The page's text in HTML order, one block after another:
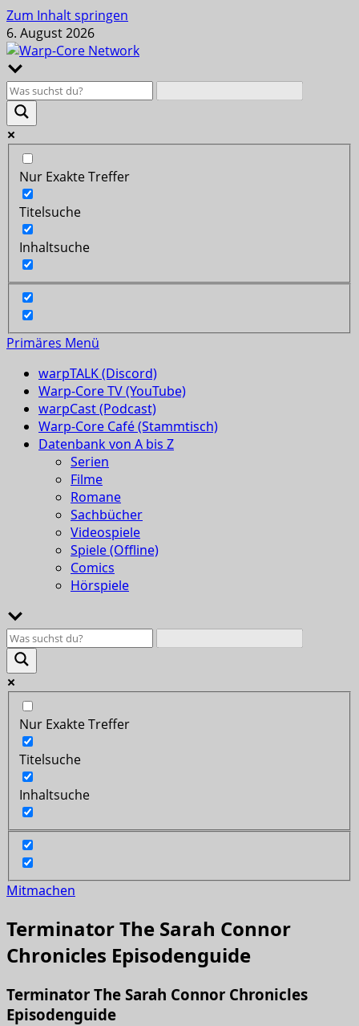
Zum Inhalt springen
6. August 2026
Nur Exakte Treffer
Titelsuche
Inhaltsuche
Primäres Menü
warpTALK (Discord)
Warp-Core TV (YouTube)
warpCast (Podcast)
Warp-Core Café (Stammtisch)
Datenbank von A bis Z
Serien
Filme
Romane
Sachbücher
Videospiele
Spiele (Offline)
Comics
Hörspiele
Nur Exakte Treffer
Titelsuche
Inhaltsuche
Mitmachen
Terminator The Sarah Connor
Chronicles Episodenguide
Terminator The Sarah Connor Chronicles
Episodenguide